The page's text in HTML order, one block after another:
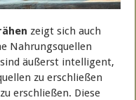
zeigt sich auch
Nahrungsquellen
äußerst intelligent,
zu erschließen
erschließen. Diese